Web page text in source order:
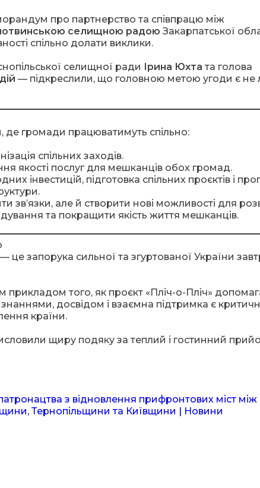
про партнерство та співпрацю між
селищною радою Закарпатської
спільно долати виклики.
селищної ради Ірина Юхта та голова
— підкреслили, що головною метою угоди є не
де громади працюватимуть спільно:
спільних заходів.
якості послуг для мешканців обох громад.
інвестицій, підготовка спільних проєктів і
зв’язки, але й створити нові можливості для
та покращити якість життя мешканців.
це запорука сильної та згуртованої України
того, як проєкт «Пліч-о-Пліч»
досвідом і взаємна підтримка є
країни.
щиру подяку за теплий і гостинний
з відновлення прифронтових міст між
Тернопільщини та Київщини | Новини